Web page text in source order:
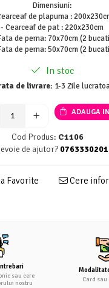
Dimensiuni:
de plapuma :
- Cearceaf de pat : 220x230cm
de perna: 70x70cm (2
de perna: 50x70cm (2
In stoc
de livrare: 1-3 Zile
ADAUGA
Cod Produs: C1106
de ajutor? 0763330201
Favorite Cere
sau cere
nostru
Card sau